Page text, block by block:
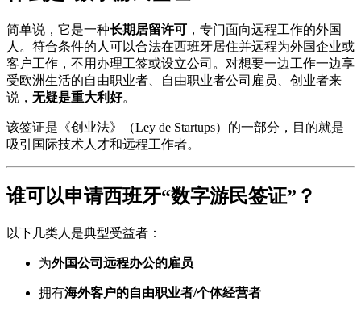
简单说，它是一种长期居留许可 ，专门面向远程工作的外国
人。符合条件的人可以合法在西班牙居住并远程为外国企业或
客户工作，不用办理工签或设立公司。对想要一边工作一边享
受欧洲生活的自由职业者、自由职业者公司雇员、创业者来
说， 无疑是重大利好。
该签证是《创业法》（Ley de Startups）的一部分，目的就是
吸引国际技术人才和远程工作者。
谁可以申请西班牙“数字游民签证”？
以下几类人是典型受益者：
为外国公司远程办公的雇员
拥有海外客户的自由职业者/个体经营者